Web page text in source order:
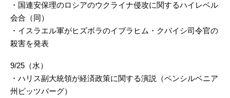
・国連安保理のロシアのウクライナ侵攻に関するハイレベル
会合（同）
・イスラエル軍がヒズボラのイブラヒム・クバイシ司令官の
殺害を発表
9/25（水）
・ハリス副大統領が経済政策に関する演説（ペンシルベニア
州ピッツバーグ）